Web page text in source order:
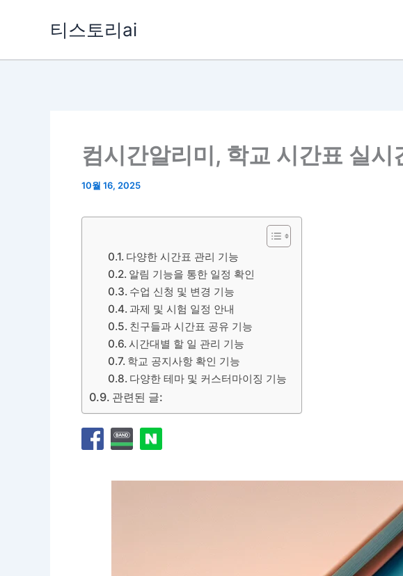
티스토리ai
컴시간알리미, 학교 시간표 실시
10월 16, 2025
다양한 시간표 관리 기능
알림 기능을 통한 일정 확인
수업 신청 및 변경 기능
과제 및 시험 일정 안내
친구들과 시간표 공유 기능
시간대별 할 일 관리 기능
학교 공지사항 확인 기능
다양한 테마 및 커스터마이징 기능
관련된 글: